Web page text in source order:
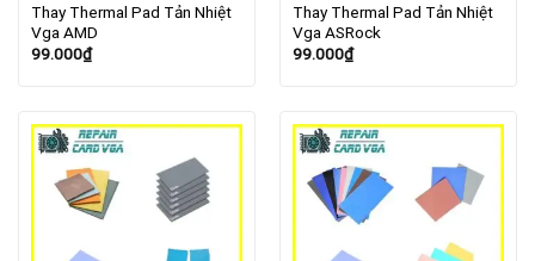
Thay Thermal Pad Tản Nhiệt
Vga AMD
99.000₫
Thay Thermal Pad Tản Nhiệt
Vga ASRock
99.000₫